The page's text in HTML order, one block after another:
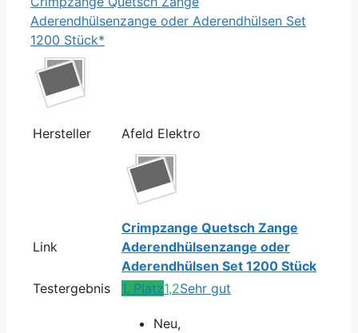
Aderendhülsenzange oder Aderendhülsen Set
1200 Stück*
Hersteller Afeld Elektro
Link
Crimpzange Quetsch Zange
Aderendhülsenzange oder
Aderendhülsen Set 1200 Stück
Testergebnis
1. Platz1,2Sehr gut
Neu,